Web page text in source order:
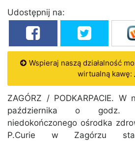
Udostępnij na:
Wspieraj naszą działalność
wirtualną kawę:
ZAGÓRZ / PODKARPACIE. W
października o godz.
niedokończonego ośrodka
P.Curie w Zagórzu